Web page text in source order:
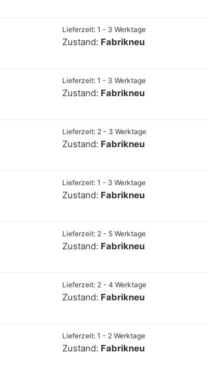
Lieferzeit: 1 - 3 Werktage
Zustand: Fabrikneu
Lieferzeit: 1 - 3 Werktage
Zustand: Fabrikneu
Lieferzeit: 2 - 3 Werktage
Zustand: Fabrikneu
Lieferzeit: 1 - 3 Werktage
Zustand: Fabrikneu
Lieferzeit: 2 - 5 Werktage
Zustand: Fabrikneu
Lieferzeit: 2 - 4 Werktage
Zustand: Fabrikneu
Lieferzeit: 1 - 2 Werktage
Zustand: Fabrikneu